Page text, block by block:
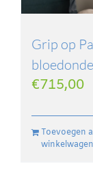
Grip op
€715,00
Toevoegen
winkelwagen